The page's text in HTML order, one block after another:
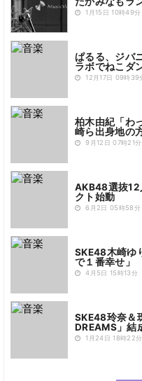
1月15日 10時49分
ぱるる、ジバ
ラボでねこダ
12月17日 09時39
柏木由紀「わ
崎ら出身地の
9月12日 07時21分
AKB48選抜12
クト始動
6月2日 05時58分
SKE48木崎ゆ
で１番幸せ」
4月5日 15時13分
SKE48玲奈＆
DREAMS」結
1月24日 18時22分